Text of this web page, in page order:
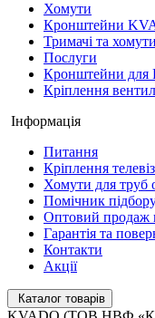
Хомути
Кронштейни
Тримачі та
Послуги
Кронштейни для
Кріплення
Інформація
Питання
Кріплення
Хомути для труб
Помічник
Оптовий продаж
Гарантія та
Контакти
Акції
Каталог товарів